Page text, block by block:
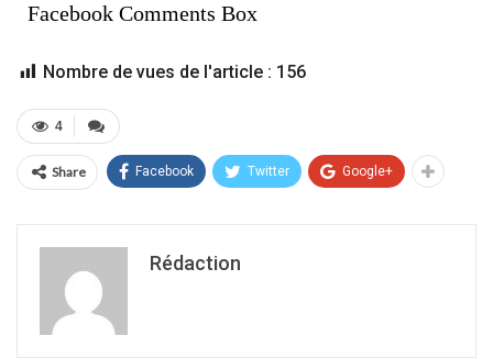
Facebook Comments Box
Nombre de vues de l'article : 156
4
Share Facebook Twitter Google+
Rédaction